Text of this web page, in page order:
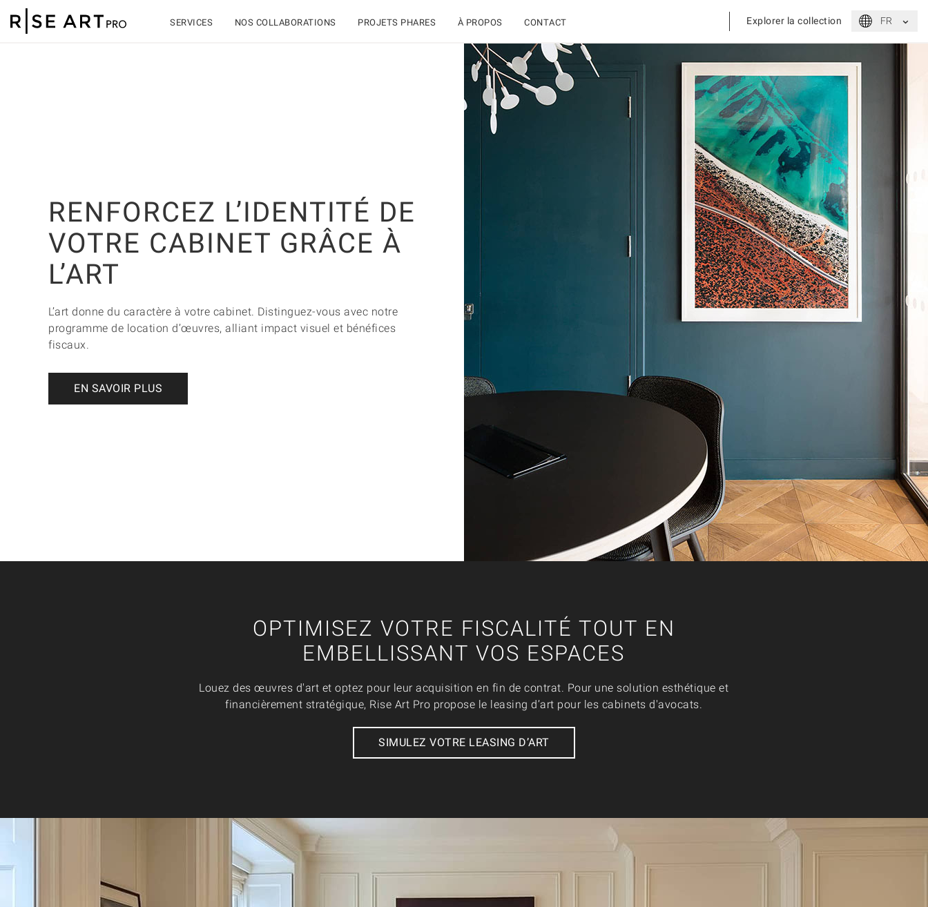
SERVICES NOS COLLABORATIONS PROJETS PHARES À PROPOS CONTACT Explorer la collection FR ⌃
RENFORCEZ L’IDENTITÉ DE
VOTRE CABINET GRÂCE À
L’ART
L’art donne du caractère à votre cabinet. Distinguez-vous avec notre
programme de location d’œuvres, alliant impact visuel et bénéfices
fiscaux.
EN SAVOIR PLUS
OPTIMISEZ VOTRE FISCALITÉ TOUT EN
EMBELLISSANT VOS ESPACES
Louez des œuvres d'art et optez pour leur acquisition en fin de contrat. Pour une solution esthétique et
financièrement stratégique, Rise Art Pro propose le leasing d’art pour les cabinets d'avocats.
SIMULEZ VOTRE LEASING D’ART